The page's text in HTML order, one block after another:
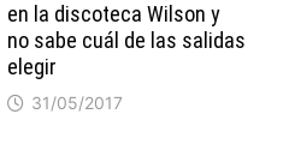
en la discoteca Wilson y
no sabe cuál de las salidas
elegir
31/05/2017